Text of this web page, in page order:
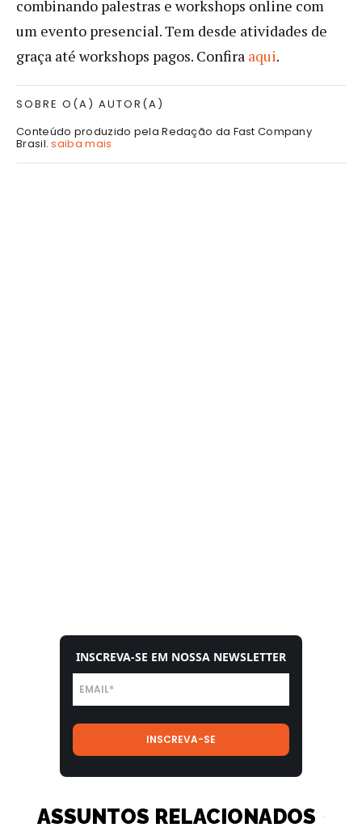
combinando palestras e workshops online com
um evento presencial. Tem desde atividades de
graça até workshops pagos. Confira aqui.
SOBRE O(A) AUTOR(A)
Conteúdo produzido pela Redação da Fast Company
Brasil.saiba mais
INSCREVA-SE EM NOSSA NEWSLETTER
ASSUNTOS RELACIONADOS